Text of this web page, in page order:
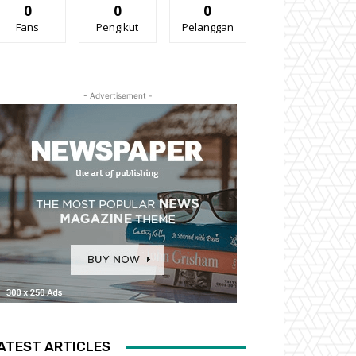
0
Fans
0
Pengikut
0
Pelanggan
- Advertisement -
ARTICLES